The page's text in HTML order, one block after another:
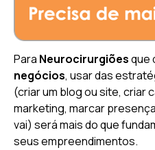
Para Neurocirurgiõesque
negócios, usar das
(criar um blog ou site, criar
marketing, marcar
vai) será mais do que
seus empreendimentos.